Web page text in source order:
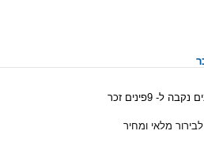
לבירור מלאי ומחיר